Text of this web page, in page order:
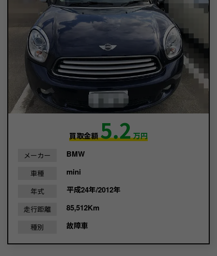
買取金額5.2万円
メーカー BMW
車種 mini
年式 平成24年/2012年
走行距離 85,512Km
種別 故障車